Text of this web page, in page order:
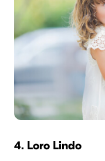
4. Loro Lindo